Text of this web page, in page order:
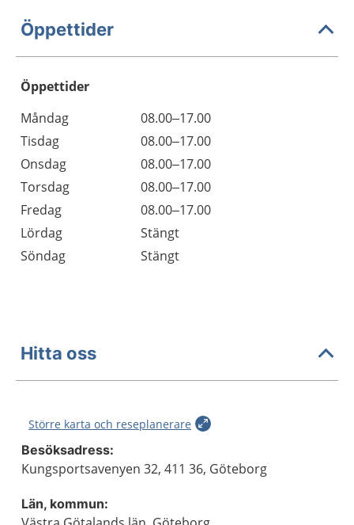
Öppettider
Öppettider
Dag
Öppettider
Kommentarer
Måndag
08.00–17.00
Tisdag
08.00–17.00
Onsdag
08.00–17.00
Torsdag
08.00–17.00
Fredag
08.00–17.00
Lördag
Stängt
Söndag
Stängt
Hitta oss
Större karta och reseplanerare
Besöksadress:
Kungsportsavenyen 32, 411 36, Göteborg
Län, kommun: